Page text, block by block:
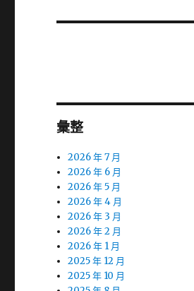
篇
彙整
2026 年 7 月
2026 年 6 月
2026 年 5 月
2026 年 4 月
2026 年 3 月
2026 年 2 月
2026 年 1 月
2025 年 12 月
2025 年 10 月